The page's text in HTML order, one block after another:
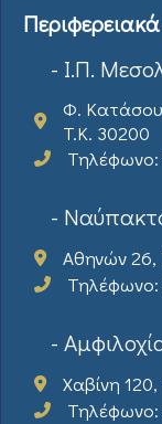
- Ι.Π.
Φ.
T.K. 30200
Τηλέφωνο:
-
Αθηνών
Τηλέφωνο:
-
Χαβίνη
Τηλέφωνο: